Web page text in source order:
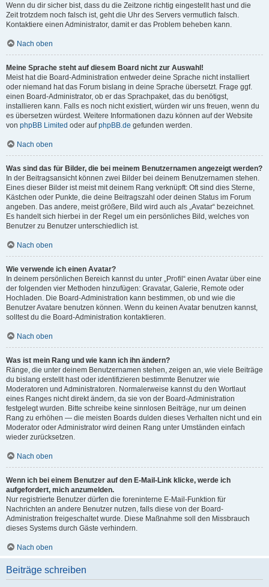
Wenn du dir sicher bist, dass du die Zeitzone richtig eingestellt hast und die
Zeit trotzdem noch falsch ist, geht die Uhr des Servers vermutlich falsch.
Kontaktiere einen Administrator, damit er das Problem beheben kann.
Nach oben
Meine Sprache steht auf diesem Board nicht zur Auswahl!
Meist hat die Board-Administration entweder deine Sprache nicht installiert
oder niemand hat das Forum bislang in deine Sprache übersetzt. Frage ggf.
einen Board-Administrator, ob er das Sprachpaket, das du benötigst,
installieren kann. Falls es noch nicht existiert, würden wir uns freuen, wenn du
es übersetzen würdest. Weitere Informationen dazu können auf der Website
von phpBB Limited oder aufphpBB.de gefunden werden.
Nach oben
Was sind das für Bilder, die bei meinem Benutzernamen angezeigt werden?
In der Beitragsansicht können zwei Bilder bei deinem Benutzernamen stehen.
Eines dieser Bilder ist meist mit deinem Rang verknüpft: Oft sind dies Sterne,
Kästchen oder Punkte, die deine Beitragszahl oder deinen Status im Forum
angeben. Das andere, meist größere, Bild wird auch als „Avatar“ bezeichnet.
Es handelt sich hierbei in der Regel um ein persönliches Bild, welches von
Benutzer zu Benutzer unterschiedlich ist.
Nach oben
Wie verwende ich einen Avatar?
In deinem persönlichen Bereich kannst du unter „Profil“ einen Avatar über eine
der folgenden vier Methoden hinzufügen: Gravatar, Galerie, Remote oder
Hochladen. Die Board-Administration kann bestimmen, ob und wie die
Benutzer Avatare benutzen können. Wenn du keinen Avatar benutzen kannst,
solltest du die Board-Administration kontaktieren.
Nach oben
Was ist mein Rang und wie kann ich ihn ändern?
Ränge, die unter deinem Benutzernamen stehen, zeigen an, wie viele Beiträge
du bislang erstellt hast oder identifizieren bestimmte Benutzer wie
Moderatoren und Administratoren. Normalerweise kannst du den Wortlaut
eines Ranges nicht direkt ändern, da sie von der Board-Administration
festgelegt wurden. Bitte schreibe keine sinnlosen Beiträge, nur um deinen
Rang zu erhöhen — die meisten Boards dulden dieses Verhalten nicht und ein
Moderator oder Administrator wird deinen Rang unter Umständen einfach
wieder zurücksetzen.
Nach oben
Wenn ich bei einem Benutzer auf den E-Mail-Link klicke, werde ich
aufgefordert, mich anzumelden.
Nur registrierte Benutzer dürfen die foreninterne E-Mail-Funktion für
Nachrichten an andere Benutzer nutzen, falls diese von der Board-
Administration freigeschaltet wurde. Diese Maßnahme soll den Missbrauch
dieses Systems durch Gäste verhindern.
Nach oben
Beiträge schreiben